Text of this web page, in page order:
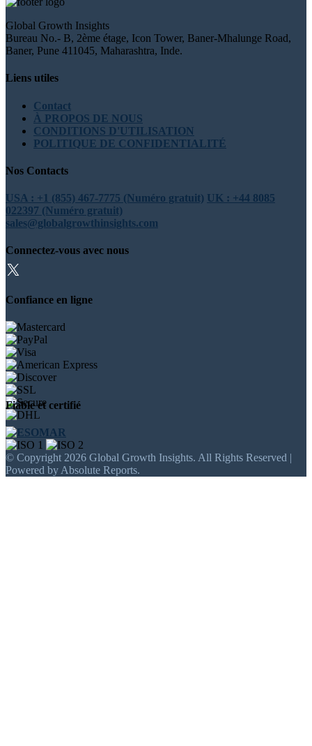
Global Growth Insights
Bureau No.- B, 2ème étage, Icon Tower, Baner-Mhalunge Road,
Baner, Pune 411045, Maharashtra, Inde.
Liens utiles
Contact
À PROPOS DE NOUS
CONDITIONS D'UTILISATION
POLITIQUE DE CONFIDENTIALITÉ
Nos Contacts
USA : +1 (855) 467-7775 (Numéro gratuit) UK : +44 8085
022397 (Numéro gratuit)
sales@globalgrowthinsights.com
Connectez-vous avec nous
Confiance en ligne
Fiable et certifié
© Copyright 2026 Global Growth Insights. All Rights Reserved |
Powered by Absolute Reports.